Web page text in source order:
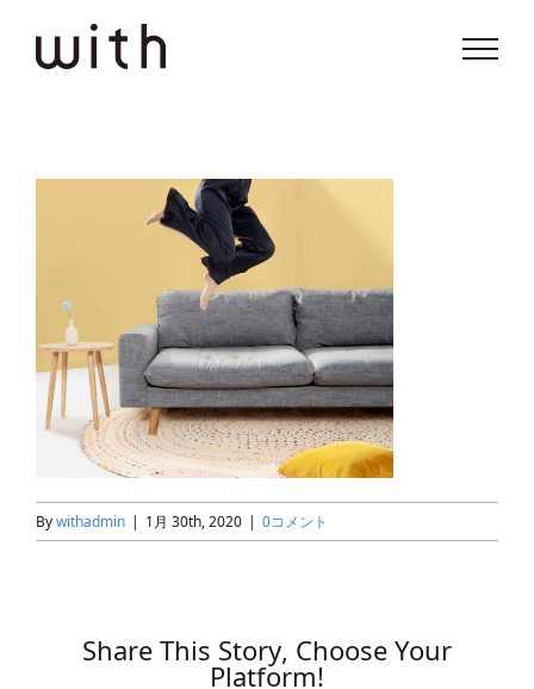
Bywithadmin | 1月 30th, 2020 | 0コメント
Share This Story, Choose Your
Platform!